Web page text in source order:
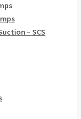
– SCS